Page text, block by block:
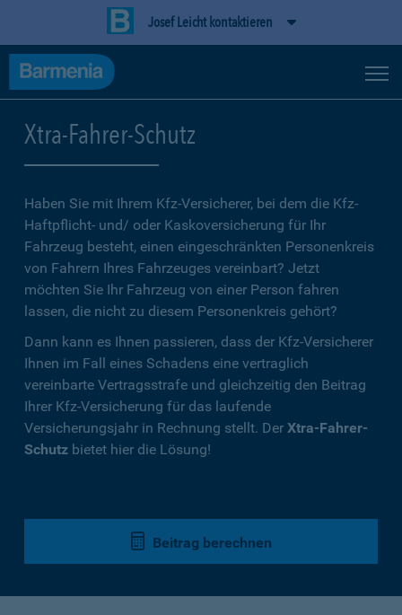
Josef Leicht kontaktieren
Xtra-Fahrer-Schutz
Haben Sie mit Ihrem Kfz-Versicherer, bei dem die Kfz-
Haftpflicht- und/ oder Kaskoversicherung für Ihr
Fahrzeug besteht, einen eingeschränkten Personenkreis
von Fahrern Ihres Fahrzeuges vereinbart? Jetzt
möchten Sie Ihr Fahrzeug von einer Person fahren
lassen, die nicht zu diesem Personenkreis gehört?
Dann kann es Ihnen passieren, dass der Kfz-Versicherer
Ihnen im Fall eines Schadens eine vertraglich
vereinbarte Vertragsstrafe und gleichzeitig den Beitrag
Ihrer Kfz-Versicherung für das laufende
Versicherungsjahr in Rechnung stellt. Der Xtra-Fahrer-
Schutz bietet hier die Lösung!
Beitrag berechnen